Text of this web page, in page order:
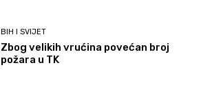
BIH I SVIJET
Zbog velikih vrućina povećan broj
požara u TK